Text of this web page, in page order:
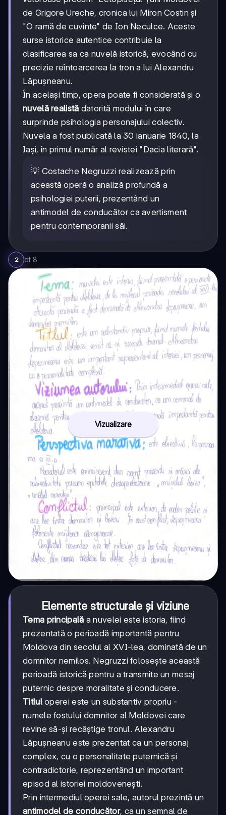
de Grigore Ureche, cronica lui Miron Costin și
"O ramă de cuvinte" de Ion Neculce. Aceste
surse istorice autentice contribuie la
clasificarea sa ca nuvelă istorică, evocând cu
precizie reîntoarcerea la tron a lui Alexandru
Lăpușneanu.
În același timp, opera poate fi considerată și o
nuvelă realistă datorită modului în care
surprinde psihologia personajului colectiv.
Nuvela a fost publicată la 30 ianuarie 1840, la
Iași, în primul număr al revistei "Dacia literară".
💡 Costache Negruzzi realizează prin
această operă o analiză profundă a
psihologiei puterii, prezentând un
antimodel de conducător ca avertisment
pentru contemporanii săi.
2 of 8
Vizualizare
Elemente structurale și viziune
Tema principală a nuvelei este istoria, fiind
prezentată o perioadă importantă pentru
Moldova din secolul al XVI-lea, dominată de un
domnitor nemilos. Negruzzi folosește această
perioadă istorică pentru a transmite un mesaj
puternic despre moralitate și conducere.
Titluloperei este un substantiv propriu -
numele fostului domnitor al Moldovei care
revine să-și recâștige tronul. Alexandru
Lăpușneanu este prezentat ca un personaj
complex, cu o personalitate puternică și
contradictorie, reprezentând un important
episod al istoriei moldovenești.
Prin intermediul operei sale, autorul prezintă un
antimodel de conducător, ca un semnal de